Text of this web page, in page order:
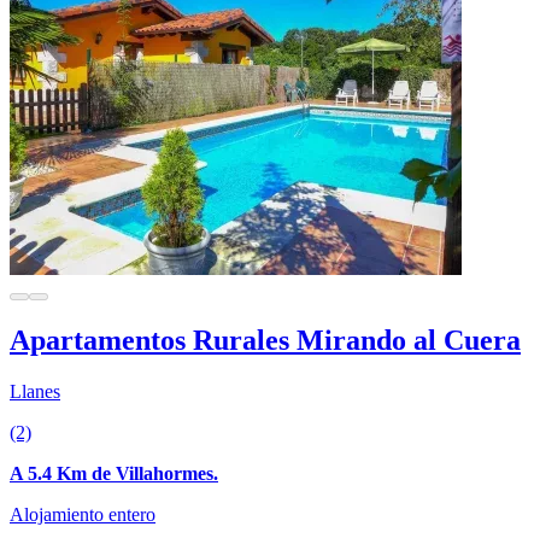
Apartamentos Rurales Mirando al Cuera
Llanes
(2)
A 5.4 Km de Villahormes.
Alojamiento entero